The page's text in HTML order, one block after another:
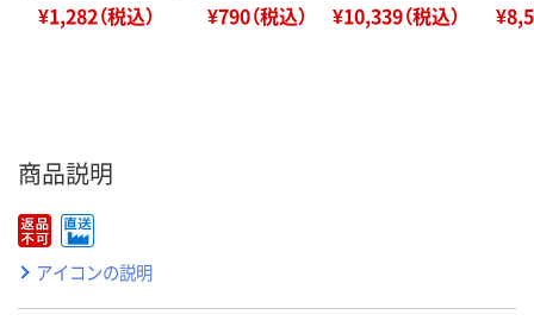
¥1,282（税込） ¥790（税込） ¥10,339（税込）
商品説明
アイコンの説明